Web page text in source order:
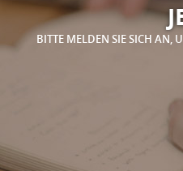
BITTE MELDEN SIE SICH AN,